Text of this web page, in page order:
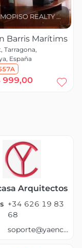
INMOPISO REALTY GROUP
Barris Marítims
Tarragona,
España
999,00
Arquitectos
+34 626 19 83
68
soporte@yaencasa.pro